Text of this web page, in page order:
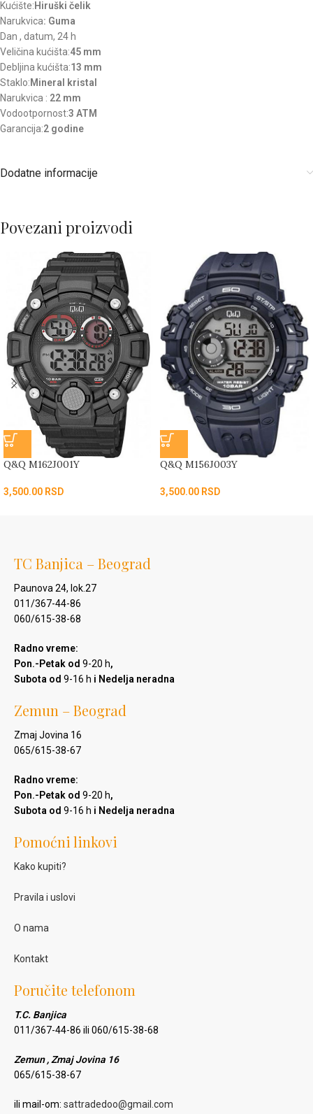
Kućište:Hiruški čelik
Narukvica: Guma
Dan , datum, 24 h
Veličina kućišta:45 mm
Debljina kućišta:13 mm
Staklo:Mineral kristal
Narukvica : 22 mm
Vodootpornost:3 ATM
Garancija:2 godine
Dodatne informacije
Povezani proizvodi
Q&Q M162J001Y
3,500.00 RSD
Q&Q M156J003Y
3,500.00 RSD
TC Banjica – Beograd
Paunova 24, lok.27
011/367-44-86
060/615-38-68
Radno vreme:
Pon.-Petak od 9-20 h,
Subota od 9-16 h i Nedelja neradna
Zemun – Beograd
Zmaj Jovina 16
065/615-38-67
Radno vreme:
Pon.-Petak od 9-20 h,
Subota od 9-16 h i Nedelja neradna
Pomoćni linkovi
Kako kupiti?
Pravila i uslovi
O nama
Kontakt
Poručite telefonom
T.C. Banjica
011/367-44-86 ili 060/615-38-68
Zemun , Zmaj Jovina 16
065/615-38-67
ili mail-om: sattradedoo@gmail.com